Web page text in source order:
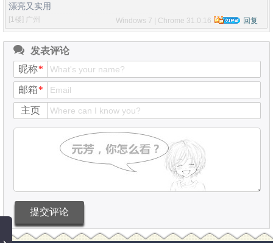
漂亮又实用
[1楼] 广州 Windows 7 | Chrome 31.0.16 回复
发表评论
昵称*
邮箱*
主页
提交评论